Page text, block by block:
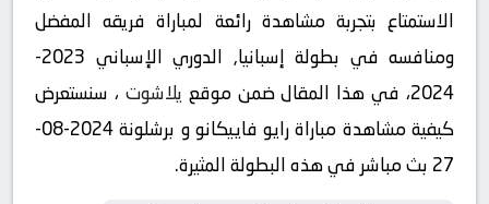
الاستمتاع بتجربة مشاهدة رائعة لمباراة فريقه المفضل
ومنافسه في بطولة إسبانيا, الدوري الإسباني 2023-
2024، في هذا المقال ضمن موقع
يلاشوت ، سنستعرض
كيفية مشاهدة مباراة رايو فاييكانو و برشلونة 2024-08-
27 بث مباشر في هذه البطولة المثيرة.